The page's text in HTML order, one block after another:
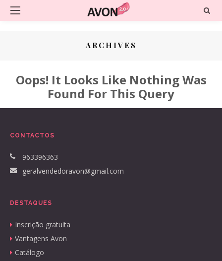
ARCHIVES
Oops! It Looks Like Nothing Was
Found For This Query
CONTACTOS
963396363
geralvendedoravon@gmail.com
DESTAQUES
Inscrição gratuita
Vantagens Avon
Catálogo